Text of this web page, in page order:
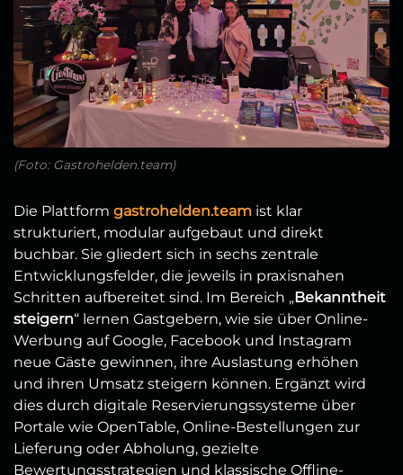
(Foto: Gastrohelden.team)
Die Plattform gastrohelden.team ist klar
strukturiert, modular aufgebaut und direkt
buchbar. Sie gliedert sich in sechs zentrale
Entwicklungsfelder, die jeweils in praxisnahen
Schritten aufbereitet sind. Im Bereich „Bekanntheit
steigern“ lernen Gastgebern, wie sie über Online-
Werbung auf Google, Facebook und Instagram
neue Gäste gewinnen, ihre Auslastung erhöhen
und ihren Umsatz steigern können. Ergänzt wird
dies durch digitale Reservierungssysteme über
Portale wie OpenTable, Online-Bestellungen zur
Lieferung oder Abholung, gezielte
Bewertungsstrategien und klassische Offline-